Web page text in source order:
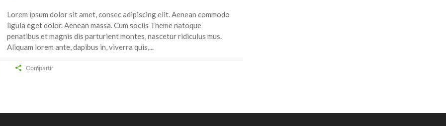
Lorem ipsum dolor sit amet, consec adipiscing elit. Aenean commodo
ligula eget dolor. Aenean massa. Cum sociis Theme natoque
penatibus et magnis dis parturient montes, nascetur ridiculus mus.
Aliquam lorem ante, dapibus in, viverra quis,
Compartir